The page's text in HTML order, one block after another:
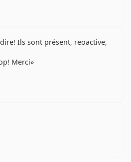
Ils sont présent, reoactive,
Merci